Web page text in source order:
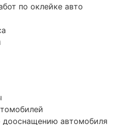
по оклейке авто
дооснащению автомобиля